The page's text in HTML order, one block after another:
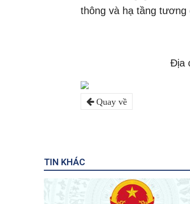
thông và hạ tầng tương
Địa
Quay về
TIN KHÁC